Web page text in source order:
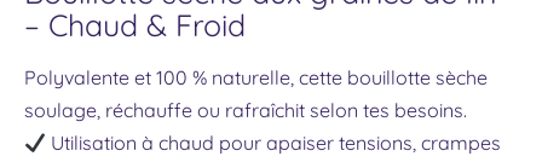
– Chaud & Froid
Polyvalente et 100 % naturelle, cette bouillotte sèche
soulage, réchauffe ou rafraîchit selon tes besoins.
Utilisation à chaud pour apaiser tensions, crampes